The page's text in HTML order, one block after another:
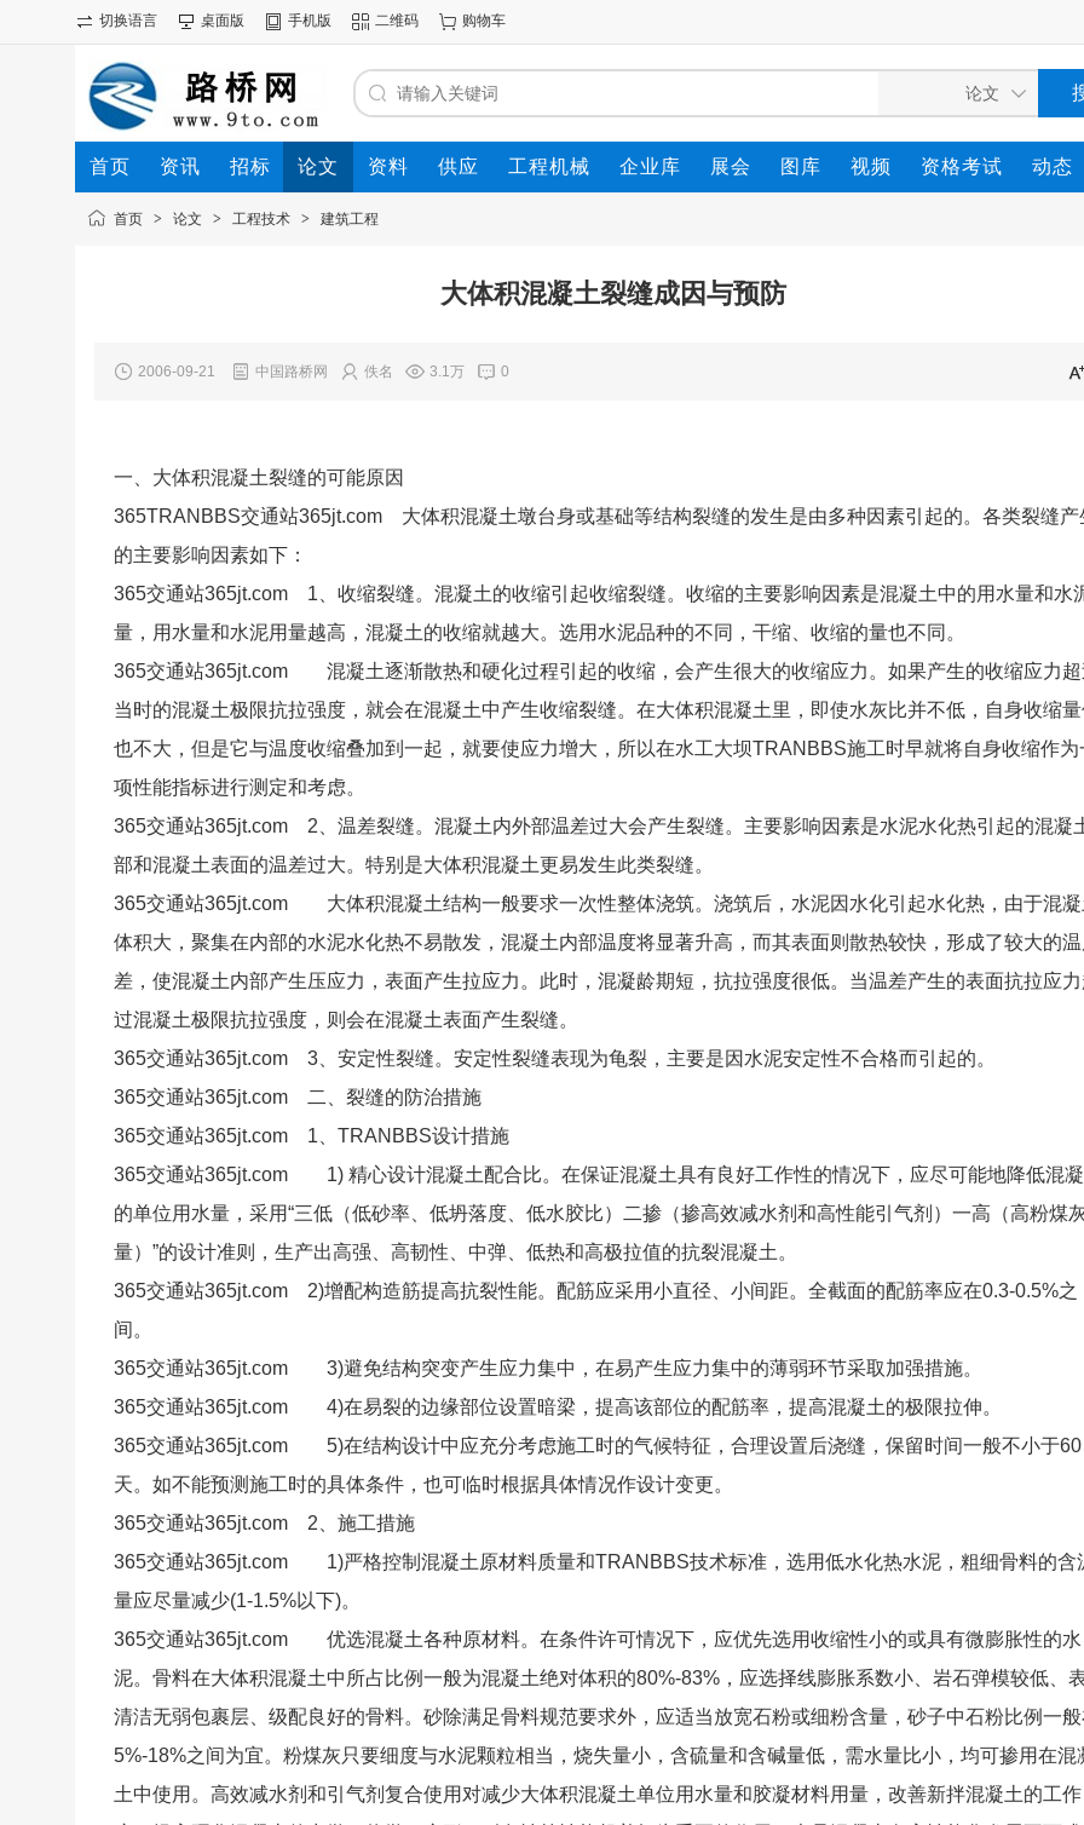
切换语言 桌面版 手机版 二维码 购物车
首页 资讯 招标 论文 资料 供应 工程机械 企业库 展会 图库 视频 资格考试 动态
首页 > 论文 > 工程技术 > 建筑工程
大体积混凝土裂缝成因与预防
2006-09-21 中国路桥网 佚名 3.1万 0
一、大体积混凝土裂缝的可能原因
365TRANBBS交通站365jt.com 大体积混凝土墩台身或基础等结构裂缝的发生是由多种因素引起的。各类裂缝产
的主要影响因素如下：
365交通站365jt.com 1、收缩裂缝。混凝土的收缩引起收缩裂缝。收缩的主要影响因素是混凝土中的用水量和水
量，用水量和水泥用量越高，混凝土的收缩就越大。选用水泥品种的不同，干缩、收缩的量也不同。
365交通站365jt.com 混凝土逐渐散热和硬化过程引起的收缩，会产生很大的收缩应力。如果产生的收缩应力
当时的混凝土极限抗拉强度，就会在混凝土中产生收缩裂缝。在大体积混凝土里，即使水灰比并不低，自身收缩
也不大，但是它与温度收缩叠加到一起，就要使应力增大，所以在水工大坝TRANBBS施工时早就将自身收缩作为
项性能指标进行测定和考虑。
365交通站365jt.com 2、温差裂缝。混凝土内外部温差过大会产生裂缝。主要影响因素是水泥水化热引起的混凝
部和混凝土表面的温差过大。特别是大体积混凝土更易发生此类裂缝。
365交通站365jt.com 大体积混凝土结构一般要求一次性整体浇筑。浇筑后，水泥因水化引起水化热，由于混
体积大，聚集在内部的水泥水化热不易散发，混凝土内部温度将显著升高，而其表面则散热较快，形成了较大的
差，使混凝土内部产生压应力，表面产生拉应力。此时，混凝龄期短，抗拉强度很低。当温差产生的表面抗拉应
过混凝土极限抗拉强度，则会在混凝土表面产生裂缝。
365交通站365jt.com 3、安定性裂缝。安定性裂缝表现为龟裂，主要是因水泥安定性不合格而引起的。
365交通站365jt.com 二、裂缝的防治措施
365交通站365jt.com 1、TRANBBS设计措施
365交通站365jt.com 1) 精心设计混凝土配合比。在保证混凝土具有良好工作性的情况下，应尽可能地降低混
的单位用水量，采用“三低（低砂率、低坍落度、低水胶比）二掺（掺高效减水剂和高性能引气剂）一高（高粉煤
量）”的设计准则，生产出高强、高韧性、中弹、低热和高极拉值的抗裂混凝土。
365交通站365jt.com 2)增配构造筋提高抗裂性能。配筋应采用小直径、小间距。全截面的配筋率应在0.3-0.5%之
间。
365交通站365jt.com 3)避免结构突变产生应力集中，在易产生应力集中的薄弱环节采取加强措施。
365交通站365jt.com 4)在易裂的边缘部位设置暗梁，提高该部位的配筋率，提高混凝土的极限拉伸。
365交通站365jt.com 5)在结构设计中应充分考虑施工时的气候特征，合理设置后浇缝，保留时间一般不小于60
天。如不能预测施工时的具体条件，也可临时根据具体情况作设计变更。
365交通站365jt.com 2、施工措施
365交通站365jt.com 1)严格控制混凝土原材料质量和TRANBBS技术标准，选用低水化热水泥，粗细骨料的含
量应尽量减少(1-1.5%以下)。
365交通站365jt.com 优选混凝土各种原材料。在条件许可情况下，应优先选用收缩性小的或具有微膨胀性的水
泥。骨料在大体积混凝土中所占比例一般为混凝土绝对体积的80%-83%，应选择线膨胀系数小、岩石弹模较低、
清洁无弱包裹层、级配良好的骨料。砂除满足骨料规范要求外，应适当放宽石粉或细粉含量，砂子中石粉比例一
5%-18%之间为宜。粉煤灰只要细度与水泥颗粒相当，烧失量小，含硫量和含碱量低，需水量比小，均可掺用在混
土中使用。高效减水剂和引气剂复合使用对减少大体积混凝土单位用水量和胶凝材料用量，改善新拌混凝土的工作